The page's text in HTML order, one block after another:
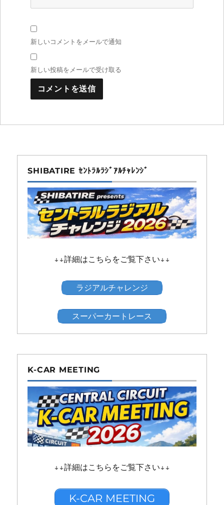
新しいコメントをメールで通知
新しい投稿をメールで受け取る
SHIBATIRE ｾﾝﾄﾗﾙﾗｼﾞｱﾙﾁｬﾚﾝｼﾞ
↓↓詳細はこちらをご覧下さい↓↓
ラジアルチャレンジ
スーパーカートレース
K-CAR MEETING
↓↓詳細はこちらをご覧下さい↓↓
K-CAR MEETING